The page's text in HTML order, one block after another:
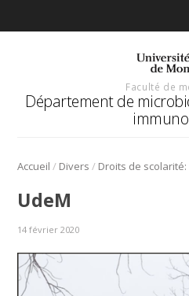
Faculté de
Département de
Accueil / Divers /
UdeM
14 février 2020